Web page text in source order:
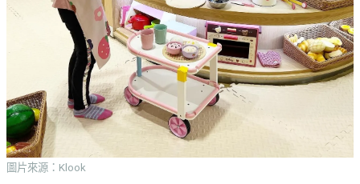
遊
艇
出
租
餅
#18
區
美
食
圖片來源：Klook